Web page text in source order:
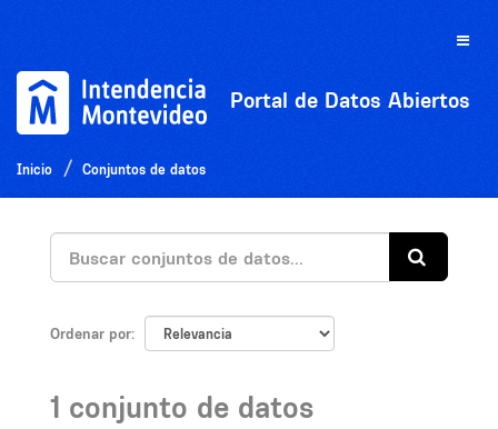
Toggle
Portal de Datos Abiertos
Inicio Conjuntos de datos
Ordenar por
1 conjunto de datos